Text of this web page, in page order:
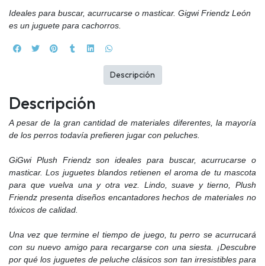
Ideales para buscar, acurrucarse o masticar. Gigwi Friendz León
es un juguete para cachorros.
Descripción
A pesar de la gran cantidad de materiales diferentes, la mayoría
de los perros todavía prefieren jugar con peluches.
GiGwi Plush Friendz son ideales para buscar, acurrucarse o
masticar. Los juguetes blandos retienen el aroma de tu mascota
para que vuelva una y otra vez. Lindo, suave y tierno, Plush
Friendz presenta diseños encantadores hechos de materiales no
tóxicos de calidad.
Una vez que termine el tiempo de juego, tu perro se acurrucará
con su nuevo amigo para recargarse con una siesta. ¡Descubre
por qué los juguetes de peluche clásicos son tan irresistibles para
Descripción